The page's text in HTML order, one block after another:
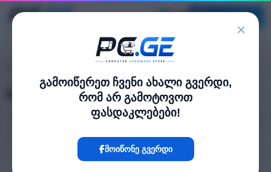
×
გამოიწერეთ ჩვენი ახალი გვერდი,
რომ არ გამოტოვოთ
ფასდაკლებები!
მოიწონე გვერდი
მეხსიერების ბარათები
4 პროდუქტი
ᲐᲠ ᲐᲠᲘᲡ